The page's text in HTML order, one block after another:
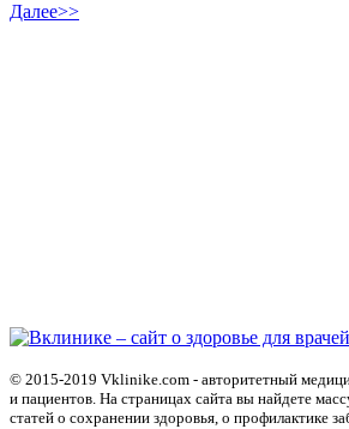
Далее>>
© 2015-2019 Vklinike.com - авторитетный
и пациентов. На страницах сайта вы найдете
статей о сохранении здоровья, о профилактике